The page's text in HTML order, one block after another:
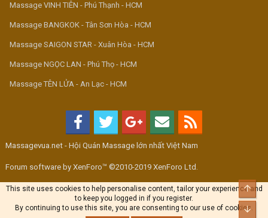
Massage VINH TIÊN - Phú Thạnh - HCM
Massage BANGKOK - Tân Sơn Hòa - HCM
Massage SAIGON STAR - Xuân Hòa - HCM
Massage NGỌC LAN - Phú Thọ - HCM
Massage TÊN LỬA - An Lạc - HCM
Massagevua.net - Hội Quán Massage lớn nhất Việt Nam
Forum software by XenForo™ ©2010-2019 XenForo Ltd.
This site uses cookies to help personalise content, tailor your experience and
to keep you logged in if you register.
By continuing to use this site, you are consenting to our use of cookies.
Top